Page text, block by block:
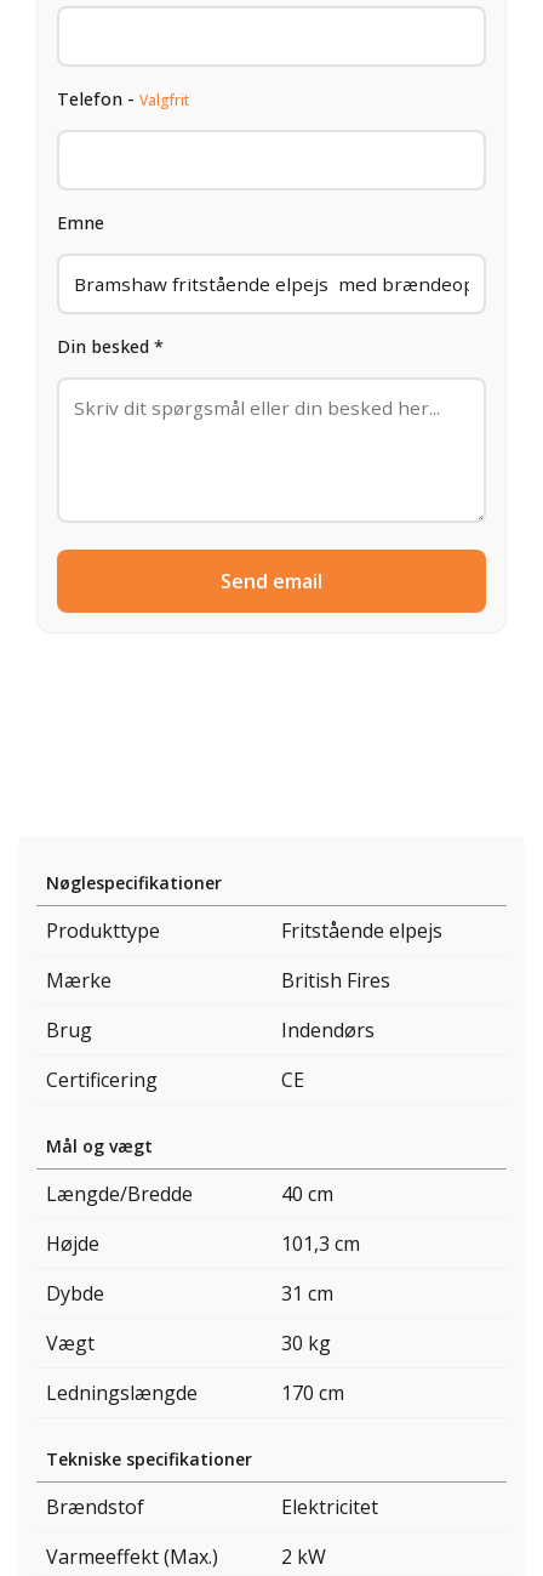
Telefon - Valgfrit
Emne
Din besked *
Send email
Nøglespecifikationer
Produkttype
Fritstående elpejs
Mærke
British Fires
Brug
Indendørs
Certificering
CE
Mål og vægt
Længde/Bredde
40 cm
Højde
101,3 cm
Dybde
31 cm
Vægt
30 kg
Ledningslængde
170 cm
Tekniske specifikationer
Brændstof
Elektricitet
Varmeeffekt (Max.)
2 kW